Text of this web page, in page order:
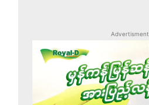
Advertisment